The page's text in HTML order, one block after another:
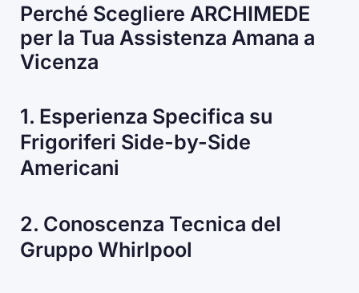
Perché Scegliere ARCHIMEDE
per la Tua Assistenza Amana a
Vicenza
1. Esperienza Specifica su
Frigoriferi Side-by-Side
Americani
2. Conoscenza Tecnica del
Gruppo Whirlpool